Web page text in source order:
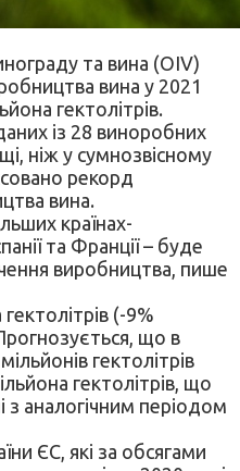
та вина (OIV)
вина у 2021
гектолітрів.
із 28 виноробних
ніж у сумнозвісному
рекорд
вина.
країнах-
та Франції – буде
виробництва, пише
гектолітрів (-9%
що в
гектолітрів
гектолітрів, що
з аналогічним періодом
ЄС, які за обсягами